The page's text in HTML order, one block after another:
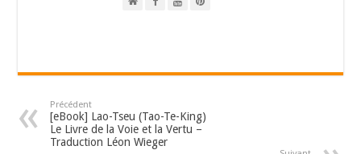
Précédent
[eBook] Lao-Tseu (Tao-Te-King)
Le Livre de la Voie et la Vertu –
Traduction Léon Wieger